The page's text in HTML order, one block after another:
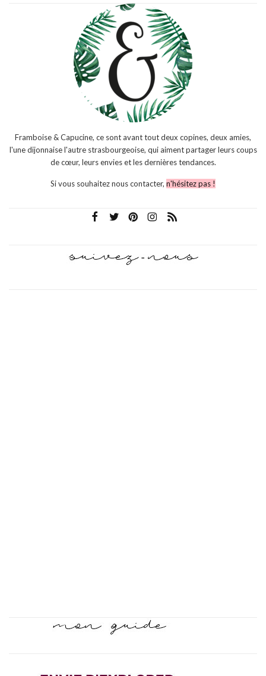
Framboise & Capucine, ce sont avant tout deux copines, deux amies,
l'une dijonnaise l'autre strasbourgeoise, qui aiment partager leurs coups
de cœur, leurs envies et les dernières tendances.
Si vous souhaitez nous contacter, n'hésitez pas !